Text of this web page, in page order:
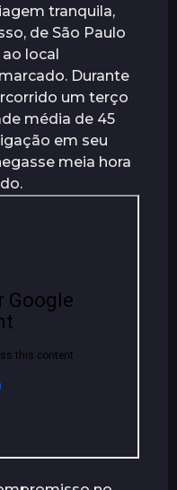
tranquila,
de São Paulo
ao local
Durante
um terço
média de 45
em seu
meia hora